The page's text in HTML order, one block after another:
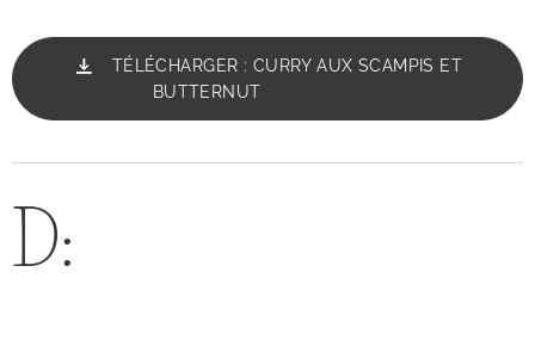
TÉLÉCHARGER : CURRY AUX SCAMPIS ET
BUTTERNUT
D: